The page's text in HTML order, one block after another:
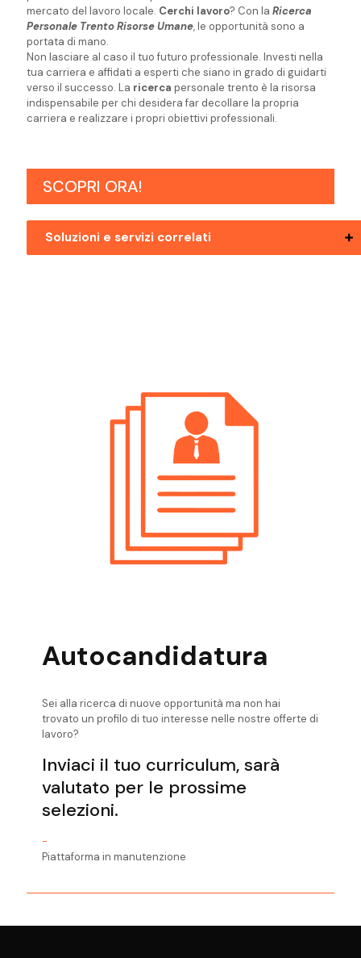
mercato del lavoro locale. Cerchi lavoro? Con la Ricerca
Personale Trento Risorse Umane, le opportunità sono a
portata di mano.
Non lasciare al caso il tuo futuro professionale. Investi nella
tua carriera e affidati a esperti che siano in grado di guidarti
verso il successo. La ricerca personale trento è la risorsa
indispensabile per chi desidera far decollare la propria
carriera e realizzare i propri obiettivi professionali.
SCOPRI ORA!
Soluzioni e servizi correlati
Ricerca Personale Riva Del Garda Risorse
Ricerca Personale Rovereto Risorse
Ricerca Personale Val Di Non Risorse
Ricerca Personale Valsugana Risorse
Autocandidatura
Sei alla ricerca di nuove opportunità ma non hai
trovato un profilo di tuo interesse nelle nostre offerte di
lavoro?
Inviaci il tuo curriculum, sarà
valutato per le prossime
selezioni.
-
Piattaforma in manutenzione